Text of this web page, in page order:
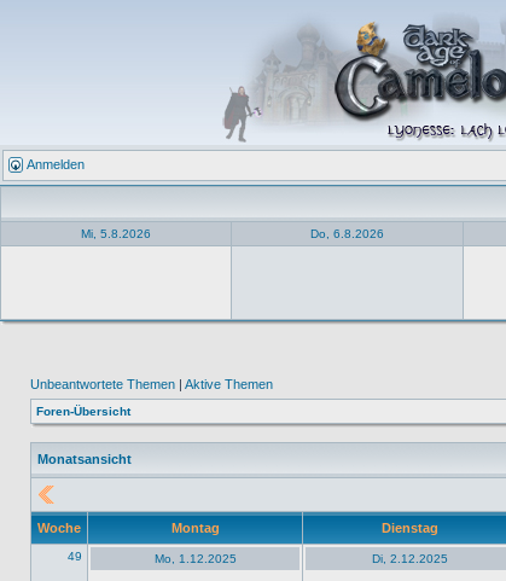
Anmelden
Mi, 5.8.2026 Do, 6.8.2026
Unbeantwortete Themen | Aktive Themen
Foren-Übersicht
Monatsansicht
Woche Montag Dienstag
49 Mo, 1.12.2025 Di, 2.12.2025